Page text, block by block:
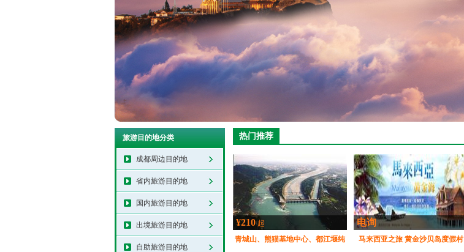
旅游目的地分类
成都周边目的地
省内旅游目的地
国内旅游目的地
出境旅游目的地
自助旅游目的地
热门推荐
¥210起
青城山、熊猫基地中心、都江堰纯
电询
马来西亚之旅 黄金沙贝岛度假村